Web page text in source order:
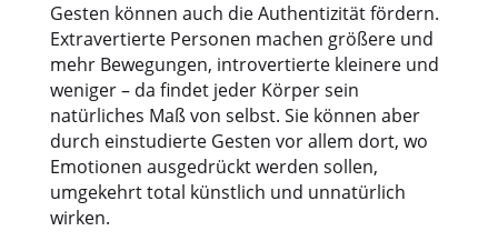
Gesten können auch die Authentizität fördern.
Extravertierte Personen machen größere und
mehr Bewegungen, introvertierte kleinere und
weniger – da findet jeder Körper sein
natürliches Maß von selbst. Sie können aber
durch einstudierte Gesten vor allem dort, wo
Emotionen ausgedrückt werden sollen,
umgekehrt total künstlich und unnatürlich
wirken.